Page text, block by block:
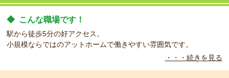
◆ こんな職場です！
駅から徒歩5分の好アクセス。
小規模ならではのアットホームで働きやすい雰囲気です。
・・・続きを見る